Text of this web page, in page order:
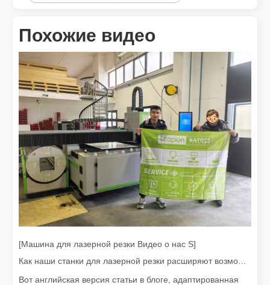
Наши международные партнеры проехали тысячи миль, чтобы посетить нашу фабрику и стать свидетелями волшебства технологии лазерной резки!
Наши международные партнеры проехали тысячи миль, чтобы
Похожие видео
[Машина для лазерной резки Видео о нас S]
Вот английская версия статьи в блоге, адаптированная